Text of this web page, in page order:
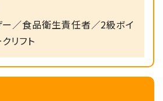
度 出前授業 和菓子実習
15 食品科学科
パン開発しました。
ー／食品衛生責任者／2級ボイ
リフト